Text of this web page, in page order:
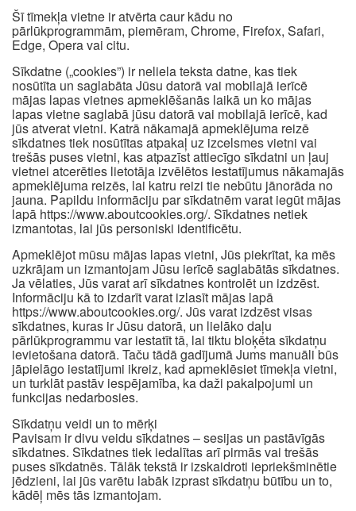
Šī tīmekļa vietne ir atvērta caur kādu no
pārlūkprogrammām, piemēram, Chrome, Firefox, Safari,
Edge, Opera vai citu.
Sīkdatne („cookies”) ir neliela teksta datne, kas tiek
nosūtīta un saglabāta Jūsu datorā vai mobilajā ierīcē
mājas lapas vietnes apmeklēšanās laikā un ko mājas
lapas vietne saglabā jūsu datorā vai mobilajā ierīcē, kad
jūs atverat vietni. Katrā nākamajā apmeklējuma reizē
sīkdatnes tiek nosūtītas atpakaļ uz izcelsmes vietni vai
trešās puses vietni, kas atpazīst attiecīgo sīkdatni un ļauj
vietnei atcerēties lietotāja izvēlētos iestatījumus nākamajās
apmeklējuma reizēs, lai katru reizi tie nebūtu jānorāda no
jauna. Papildu informāciju par sīkdatnēm varat iegūt mājas
lapā https://www.aboutcookies.org/. Sīkdatnes netiek
izmantotas, lai jūs personiski identificētu.
Apmeklējot mūsu mājas lapas vietni, Jūs piekrītat, ka mēs
uzkrājam un izmantojam Jūsu ierīcē saglabātās sīkdatnes.
Ja vēlaties, Jūs varat arī sīkdatnes kontrolēt un izdzēst.
Informāciju kā to izdarīt varat izlasīt mājas lapā
https://www.aboutcookies.org/. Jūs varat izdzēst visas
sīkdatnes, kuras ir Jūsu datorā, un lielāko daļu
pārlūkprogrammu var iestatīt tā, lai tiktu bloķēta sīkdatņu
ievietošana datorā. Taču tādā gadījumā Jums manuāli būs
jāpielāgo iestatījumi ikreiz, kad apmeklēsiet tīmekļa vietni,
un turklāt pastāv iespējamība, ka daži pakalpojumi un
funkcijas nedarbosies.
Sīkdatņu veidi un to mērķi
Pavisam ir divu veidu sīkdatnes – sesijas un pastāvīgās
sīkdatnes. Sīkdatnes tiek iedalītas arī pirmās vai trešās
puses sīkdatnēs. Tālāk tekstā ir izskaidroti iepriekšminētie
jēdzieni, lai jūs varētu labāk izprast sīkdatņu būtību un to,
kādēļ mēs tās izmantojam.